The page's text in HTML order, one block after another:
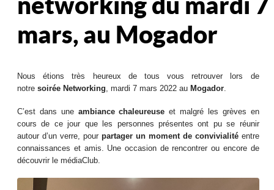
mars, au Mogador
Nous étions très heureux de tous vous retrouver lors de
notresoirée Networking, mardi 7 mars 2022 au Mogador.
C’est dans une ambiance chaleureuse et malgré les grèves en
cours de ce jour que les personnes présentes ont pu se réunir
autour d’un verre, pour partager un moment de convivialitéentre
connaissances et amis. Une occasion de rencontrer ou encore de
découvrir le médiaClub.